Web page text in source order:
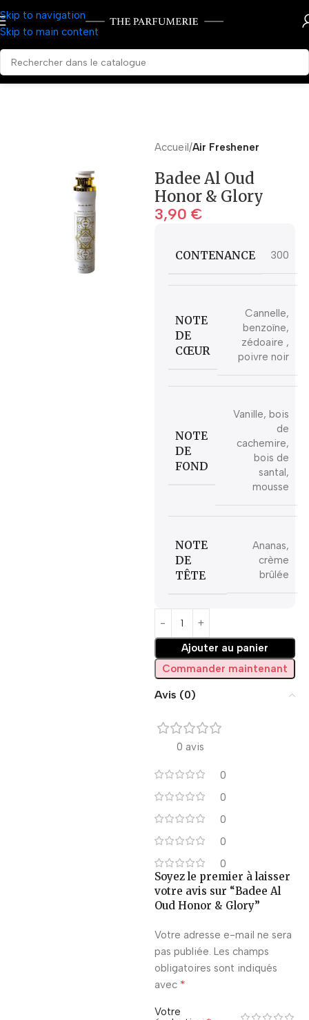
Skip to navigation
Skip to main content
Accueil Air Freshener
Badee Al Oud
Honor & Glory
3,90 €
CONTENANCE 300
NOTE
DE
CŒUR
Cannelle,
benzoïne,
zédoaire ,
poivre noir
NOTE
DE
FOND
Vanille, bois
de
cachemire,
bois de
santal,
mousse
NOTE
DE
TÊTE
Ananas,
crème
brûlée
Ajouter au panier
Commander maintenant
Avis (0)
0 avis
0
0
0
0
0
Soyez le premier à laisser
votre avis sur “Badee Al
Oud Honor & Glory”
Votre adresse e-mail ne sera
pas publiée. Les champs
obligatoires sont indiqués
avec *
Votre